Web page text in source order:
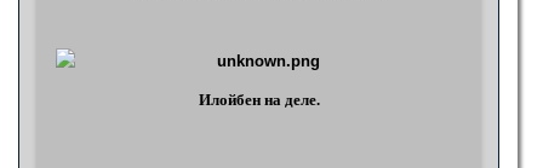
Илойбен на деле.